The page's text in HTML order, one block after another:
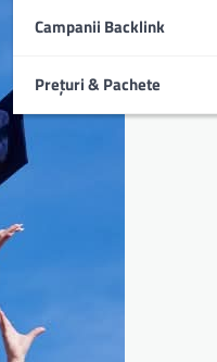
Campanii Backlink
Prețuri & Pachete